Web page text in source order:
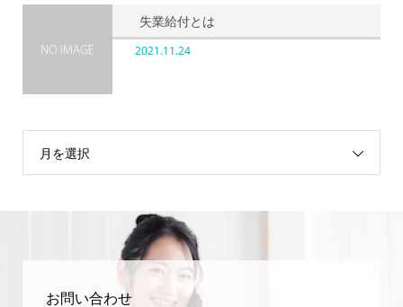
失業給付とは
2021.11.24
月を選択
お問い合わせ